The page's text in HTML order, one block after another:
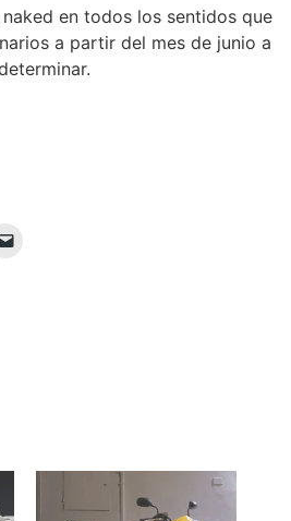
en todos los sentidos que
a partir del mes de junio a